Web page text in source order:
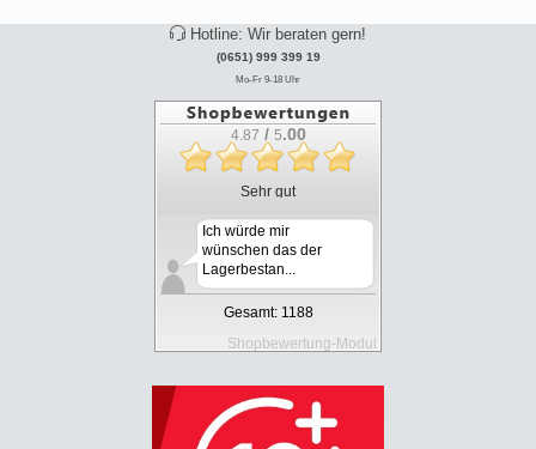
Hotline: Wir beraten gern!
(0651) 999 399 19
Mo-Fr 9-18 Uhr
4.87 / 5.00
Sehr gut
Ich würde mir
wünschen das der
Lagerbestan...
Gesamt: 1188
Shopbewertung-Modul